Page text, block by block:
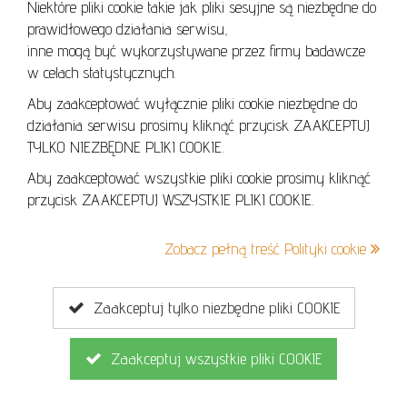
Niektóre pliki cookie takie jak pliki sesyjne są niezbędne do
prawidłowego działania serwisu,
inne mogą być wykorzystywane przez firmy badawcze
w celach statystycznych.
Aby zaakceptować wyłącznie pliki cookie niezbędne do
działania serwisu prosimy kliknąć przycisk ZAAKCEPTUJ
TYLKO NIEZBĘDNE PLIKI COOKIE.
Aby zaakceptować wszystkie pliki cookie prosimy kliknąć
przycisk ZAAKCEPTUJ WSZYSTKIE PLIKI COOKIE.
Zobacz pełną treść Polityki cookie
Zaakceptuj tylko niezbędne pliki COOKIE
Zaakceptuj wszystkie pliki COOKIE
Sok pomarańczowy świeżo zapomniany
Chwalisz Szymon
15 000,00